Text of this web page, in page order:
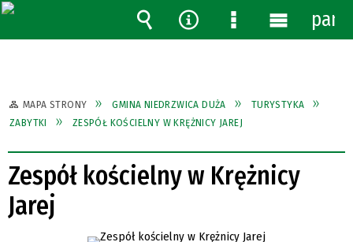
MAPA STRONY GMINA NIEDRZWICA DUŻA
TURYSTYKA
ZABYTKI
ZESPÓŁ KOŚCIELNY W KRĘŻNICY JAREJ
Zespół kościelny w Krężnicy
Jarej
Wyszukiwarka
Narzędzia
MenuMenu